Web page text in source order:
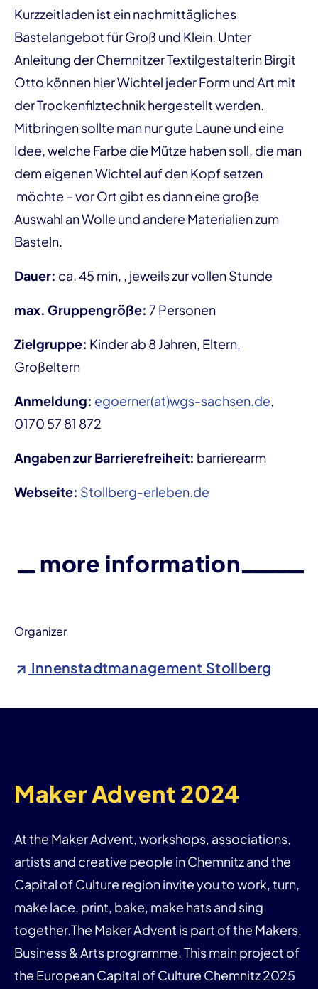
Kurzzeitladen ist ein nachmittägliches
Bastelangebot für Groß und Klein. Unter
Anleitung der Chemnitzer Textilgestalterin Birgit
Otto können hier Wichtel jeder Form und Art mit
der Trockenfilztechnik hergestellt werden.
Mitbringen sollte man nur gute Laune und eine
Idee, welche Farbe die Mütze haben soll, die man
dem eigenen Wichtel auf den Kopf setzen
möchte – vor Ort gibt es dann eine große
Auswahl an Wolle und andere Materialien zum
Basteln.
Dauer: ca. 45 min, , jeweils zur vollen Stunde
max. Gruppengröße: 7 Personen
Zielgruppe: Kinder ab 8 Jahren, Eltern,
Großeltern
Anmeldung: egoerner(at)wgs-sachsen.de,
0170 57 81 872
Angaben zur Barrierefreiheit: barrierearm
Webseite: Stollberg-erleben.de
more information
Organizer
Innenstadtmanagement Stollberg
Maker Advent 2024
At the Maker Advent, workshops, associations,
artists and creative people in Chemnitz and the
Capital of Culture region invite you to work, turn,
make lace, print, bake, make hats and sing
together.The Maker Advent is part of the Makers,
Business & Arts programme. This main project of
the European Capital of Culture Chemnitz 2025